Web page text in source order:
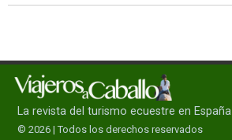
La revista del turismo ecuestre en España
© 2026 | Todos los derechos reservados